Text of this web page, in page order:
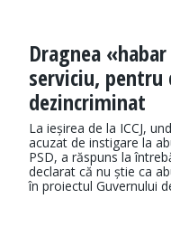
Dragnea
serviciu, pentru
dezincriminat
La ieșirea de la ICCJ,
acuzat de instigare la
PSD, a răspuns la
declarat că nu știe ca
în proiectul Guvernului